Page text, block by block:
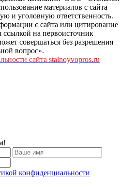
материалов с сайта
и уголовную ответственность.
с сайта или цитирование
ссылкой на первоисточник
совершаться без разрешения
вопрос».
сайта stalnoyvopros.ru
конфиденциальности